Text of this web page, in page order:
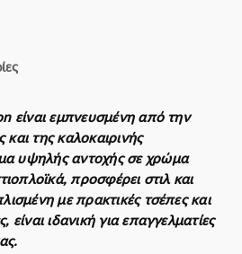
είναι εμπνευσμένη από την
της καλοκαιρινής
υψηλής αντοχής σε χρώμα
προσφέρει στιλ και
με πρακτικές τσέπες και
είναι ιδανική για επαγγελματίες